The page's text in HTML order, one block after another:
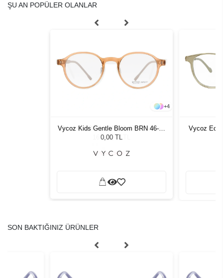
ŞU AN POPÜLER OLANLAR
+4
Vycoz Kids Gentle Bloom BRN 46-19
135
0,00 TL
Morel JN90011C MG22 4723 Unisex
Güneş Gözlüğü
16.486,77 TL
Vycoz
SON BAKTIĞINIZ ÜRÜNLER